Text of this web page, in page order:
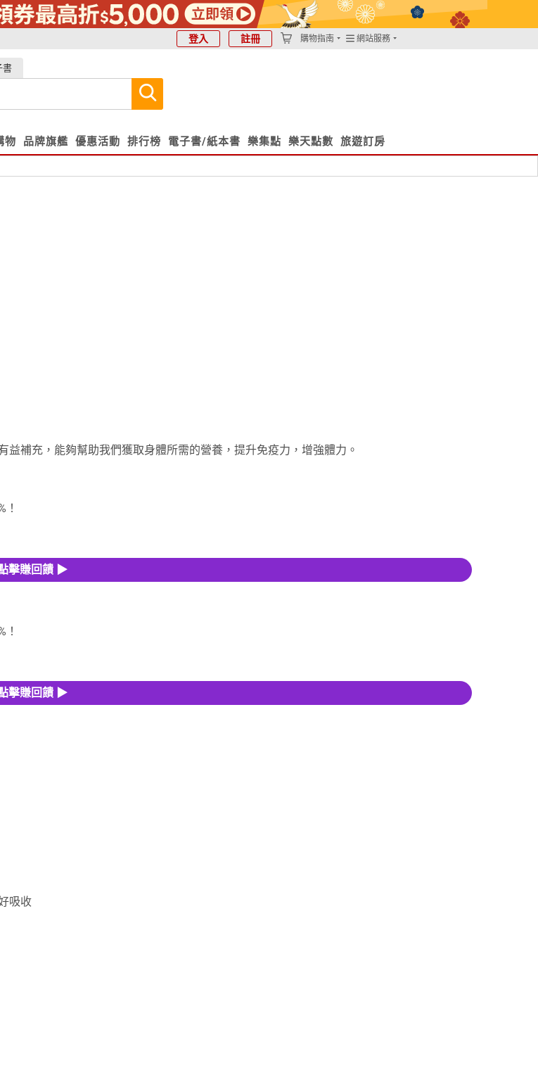
登入 註冊 購物指南 網站服務
書
物 品牌旗艦 優惠活動 排行榜 電子書/紙本書 樂集點 樂天點數 旅遊訂房
補充，能夠幫助我們獲取身體所需的營養，提升免疫力，增強體力。
擊賺回饋 ▶
擊賺回饋 ▶
吸收